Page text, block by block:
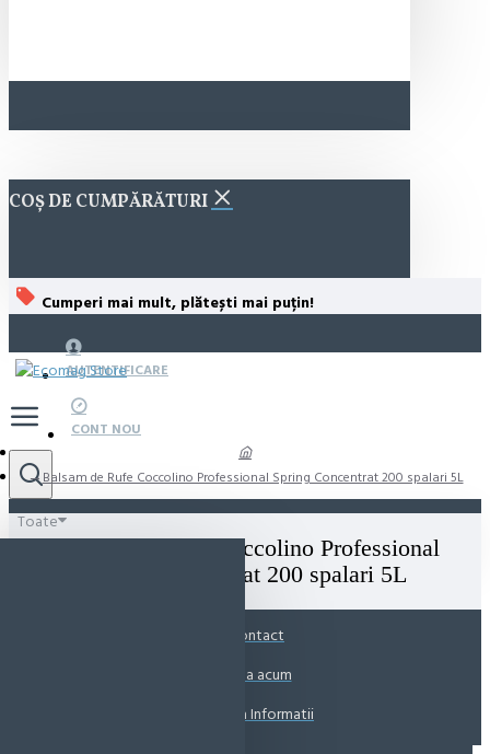
COȘ DE CUMPĂRĂTURI
Cumperi mai mult, plătești mai puțin!
AUTENTIFICARE
CONT NOU
Toate
Balsam de Rufe Coccolino Professional Spring Concentrat 200 spalari 5L
Balsam de Rufe Coccolino Professional
Spring Concentrat 200 spalari 5L
Contact
Suna acum
Solicita Informatii